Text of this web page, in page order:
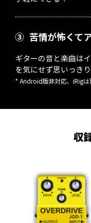
③ 苦情が怖くて
ギターの音と楽曲は
を気にせず思いっき
* Android版非対応、iRigは
収